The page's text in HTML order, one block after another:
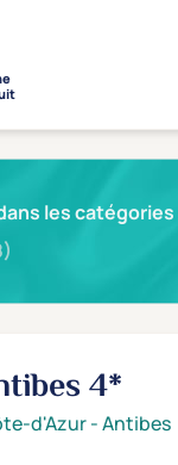
les
4*
d'Azur-Antibes